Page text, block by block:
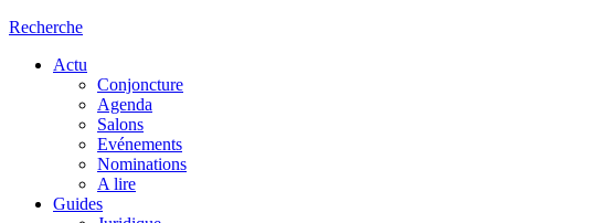
Recherche
Actu
Conjoncture
Agenda
Salons
Evénements
Nominations
A lire
Guides